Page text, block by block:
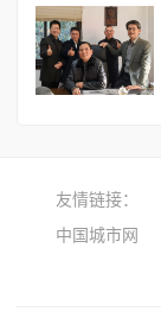
友情链接：
中国城市网